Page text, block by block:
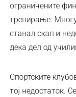
ограничените
тренирање.
станал скап и
дека дел од
Спортските
тој недостаток.